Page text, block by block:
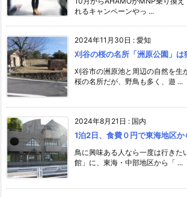
れるキャンペーンやっ ...
2024年11月30日 : 愛知
刈谷の桜の名所「洲原公園」は
刈谷市の洲原池と周辺の自然を生
桜の名所だが、野鳥も多く、遊 ...
2024年8月21日 : 国内
1泊2日、食費０円で東海地区か
鳥に興味ある人なら一度は行きた
館」に、東海・中部地区から「 ...